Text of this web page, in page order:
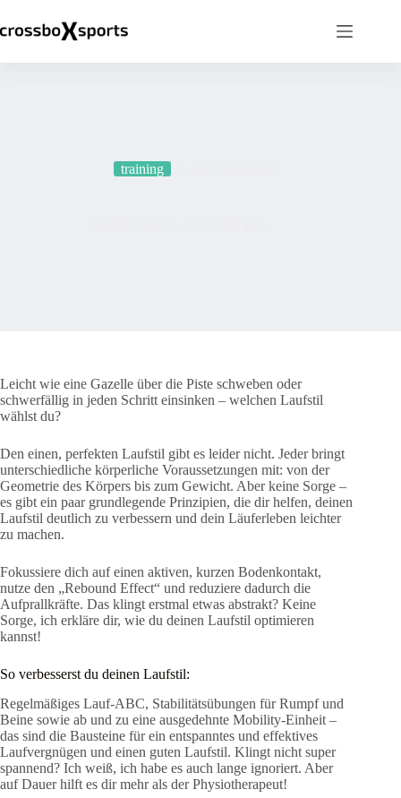
springen
training
Leicht wie eine Gazelle über die Piste schweben oder
schwerfällig in jeden Schritt einsinken – welchen Laufstil
wählst du?
Den einen, perfekten Laufstil gibt es leider nicht. Jeder bringt
unterschiedliche körperliche Voraussetzungen mit: von der
Geometrie des Körpers bis zum Gewicht. Aber keine Sorge –
es gibt ein paar grundlegende Prinzipien, die dir helfen, deinen
Laufstil deutlich zu verbessern und dein Läuferleben leichter
zu machen.
Fokussiere dich auf einen aktiven, kurzen Bodenkontakt,
nutze den „Rebound Effect“ und reduziere dadurch die
Aufprallkräfte. Das klingt erstmal etwas abstrakt? Keine
Sorge, ich erkläre dir, wie du deinen Laufstil optimieren
kannst!
So verbesserst du deinen Laufstil:
Regelmäßiges Lauf-ABC, Stabilitätsübungen für Rumpf und
Beine sowie ab und zu eine ausgedehnte Mobility-Einheit –
das sind die Bausteine für ein entspanntes und effektives
Laufvergnügen und einen guten Laufstil. Klingt nicht super
spannend? Ich weiß, ich habe es auch lange ignoriert. Aber
auf Dauer hilft es dir mehr als der Physiotherapeut!